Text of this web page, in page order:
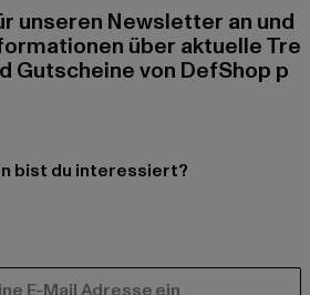
unseren Newsletter an und
über aktuelle Tre
Gutscheine von DefShop p
bist du interessiert?